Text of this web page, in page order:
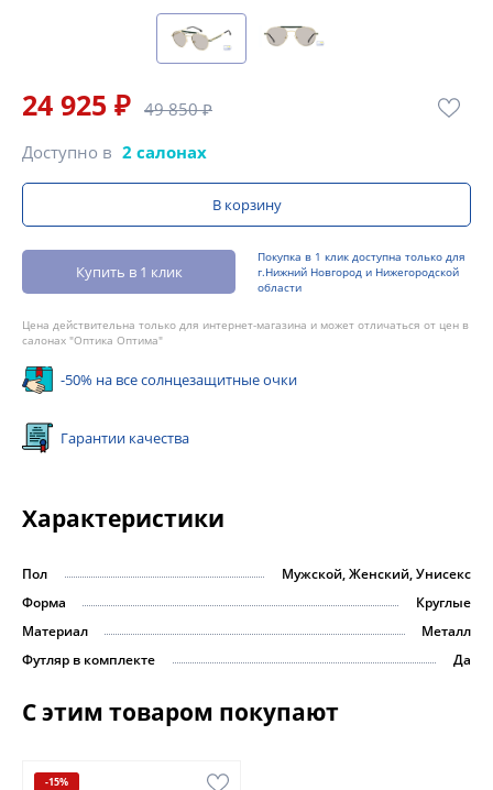
24 925 ₽ 49 850 ₽
Доступно в 2 салонах
В корзину
Купить в 1 клик
Покупка в 1 клик доступна только для
г.Нижний Новгород и Нижегородской
области
Цена действительна только для интернет-магазина и может отличаться от цен в
салонах "Оптика Оптима"
-50% на все солнцезащитные очки
Гарантии качества
Характеристики
Пол
Мужской, Женский, Унисекс
Форма
Круглые
Материал
Металл
Футляр в комплекте
Да
С этим товаром покупают
-15%